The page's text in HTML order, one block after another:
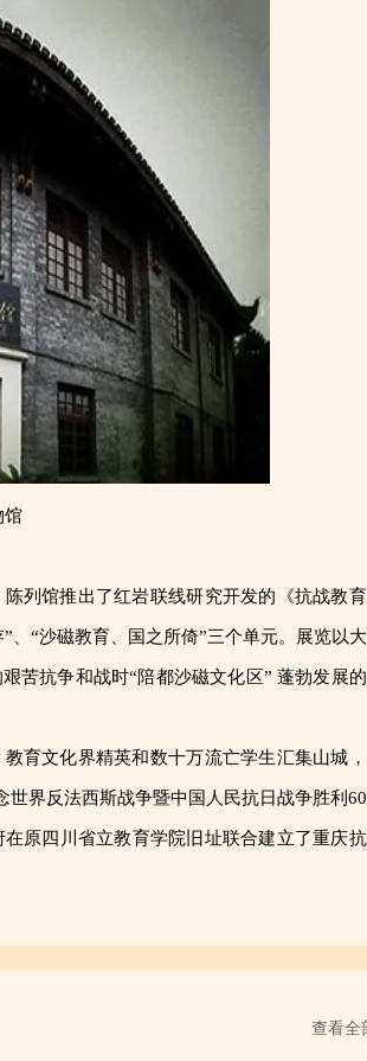
馆
列馆推出了红岩联线研究开发的《抗战教
、“沙磁教育、国之所倚”三个单元。展览以
苦抗争和战时“陪都沙磁文化区” 蓬勃发展
育文化界精英和数十万流亡学生汇集山城，
界反法西斯战争暨中国人民抗日战争胜利60
在原 四川 省立教育学院旧址联合建立了重庆
查看全